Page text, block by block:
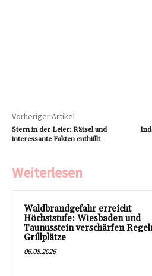
Vorheriger Artikel
Stern in der Leier: Rätsel und
interessante Fakten enthüllt
Weiterlesen
Waldbrandgefahr erreicht
Höchststufe: Wiesbaden und
Taunusstein verschärfen
Grillplätze
06.08.2026